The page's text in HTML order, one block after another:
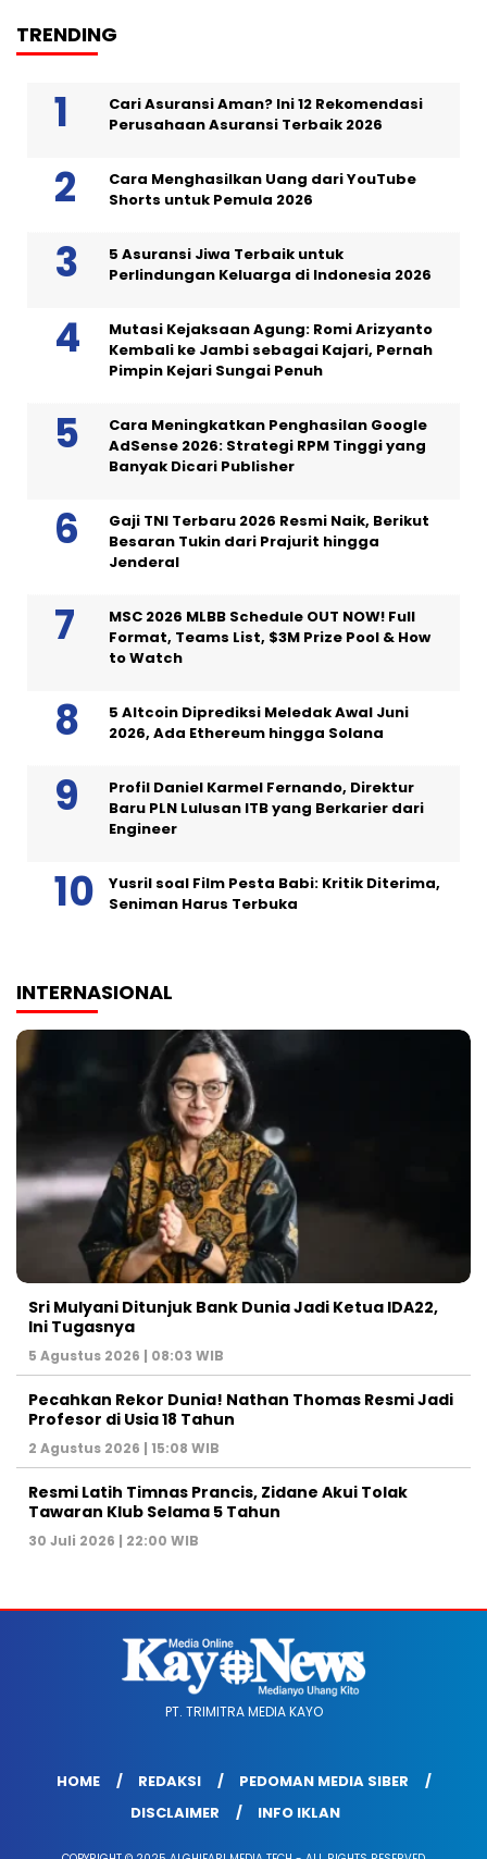
TRENDING
Cari Asuransi Aman? Ini 12 Rekomendasi
Perusahaan Asuransi Terbaik 2026
Cara Menghasilkan Uang dari YouTube
Shorts untuk Pemula 2026
5 Asuransi Jiwa Terbaik untuk
Perlindungan Keluarga di Indonesia 2026
Mutasi Kejaksaan Agung: Romi Arizyanto
Kembali ke Jambi sebagai Kajari, Pernah
Pimpin Kejari Sungai Penuh
Cara Meningkatkan Penghasilan Google
AdSense 2026: Strategi RPM Tinggi yang
Banyak Dicari Publisher
Gaji TNI Terbaru 2026 Resmi Naik, Berikut
Besaran Tukin dari Prajurit hingga
Jenderal
MSC 2026 MLBB Schedule OUT NOW! Full
Format, Teams List, $3M Prize Pool & How
to Watch
5 Altcoin Diprediksi Meledak Awal Juni
2026, Ada Ethereum hingga Solana
Profil Daniel Karmel Fernando, Direktur
Baru PLN Lulusan ITB yang Berkarier dari
Engineer
Yusril soal Film Pesta Babi: Kritik Diterima,
Seniman Harus Terbuka
INTERNASIONAL
Sri Mulyani Ditunjuk Bank Dunia Jadi Ketua IDA22,
Ini Tugasnya
5 Agustus 2026 | 08:03 WIB
Pecahkan Rekor Dunia! Nathan Thomas Resmi Jadi
Profesor di Usia 18 Tahun
2 Agustus 2026 | 15:08 WIB
Resmi Latih Timnas Prancis, Zidane Akui Tolak
Tawaran Klub Selama 5 Tahun
30 Juli 2026 | 22:00 WIB
PT. TRIMITRA MEDIA KAYO
HOME REDAKSI
PEDOMAN MEDIA SIBER
DISCLAIMER
INFO IKLAN